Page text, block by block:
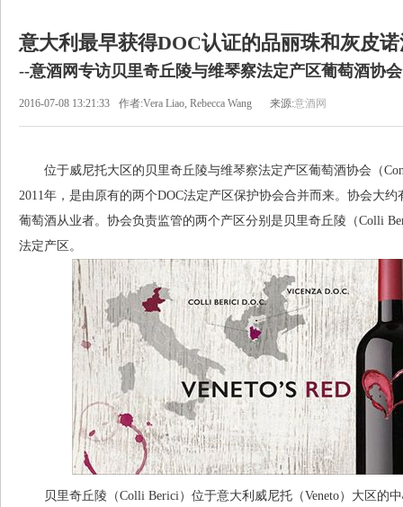
意大利最早获得DOC认证的品丽珠和灰皮
--意酒网专访贝里奇丘陵与维琴察法定产区葡萄酒协会
2016-07-08 13:21:33 作者:Vera Liao, Rebecca Wang 来源:意酒网
位于威尼托大区的贝里奇丘陵与维琴察法定产区葡萄酒协会（
2011年，是由原有的两个DOC法定产区保护协会合并而来。协会大
葡萄酒从业者。协会负责监管的两个产区分别是贝里奇丘陵（Colli
法定产区。
贝里奇丘陵（Colli Berici）位于意大利威尼托（Veneto）大区的